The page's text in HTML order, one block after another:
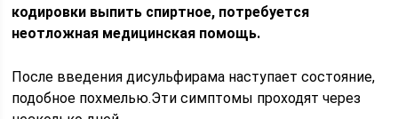
кодировки выпить спиртное, потребуется
неотложная медицинская помощь.
После введения дисульфирама наступает состояние,
подобное похмелью.Эти симптомы проходят через